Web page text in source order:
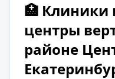
🏥
центры
районе